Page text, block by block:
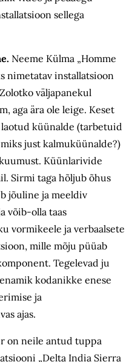
sellega
Neeme Külma „Homme
nimetatav installatsioon
väljapanekul
agaära ole leige. Keset
küünalde (tarbetuid
just kalmuküünalde?)
Küünlarivide
Sirmi taga hõljub õhus
jõuline ja meeldiv
võib-olla taas
vormikeele ja verbaalsete
mille mõju püüab
Tegelevad ju
kodanikke enese
ja
ajas.
on neile antud tuppa
„Delta India Sierra